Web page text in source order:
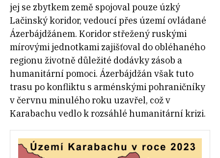
jej se zbytkem země spojoval pouze úzký
Lačinský koridor, vedoucí přes území ovládané
Ázerbájdžánem. Koridor střežený ruskými
mírovými jednotkami zajišťoval do obléhaného
regionu životně důležité dodávky zásob a
humanitární pomoci. Ázerbájdžán však tuto
trasu po konfliktu s arménskými pohraničníky
v červnu minulého roku uzavřel, což v
Karabachu vedlo k rozsáhlé humanitární krizi.